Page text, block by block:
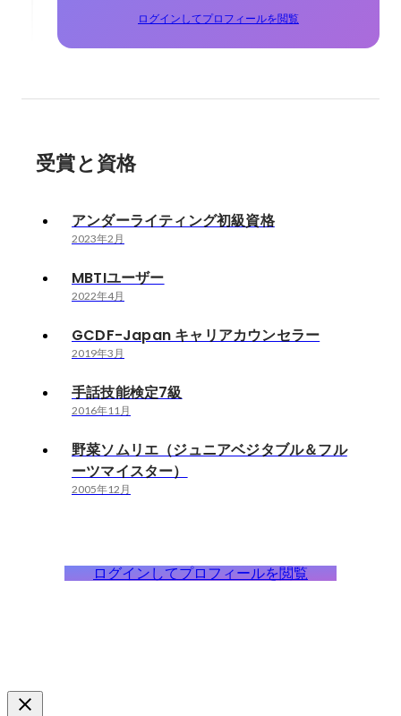
ログインしてプロフィールを閲覧
受賞と資格
アンダーライティング初級資格
2023年2月
MBTIユーザー
2022年4月
GCDF-Japan キャリアカウンセラー
2019年3月
手話技能検定7級
2016年11月
野菜ソムリエ（ジュニアベジタブル＆フル
ーツマイスター）
2005年12月
ログインしてプロフィールを閲覧